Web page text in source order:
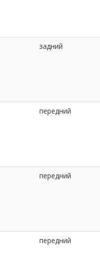
задний
передний
передний
передний